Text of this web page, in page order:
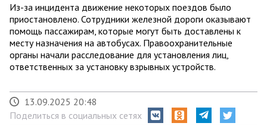
Из-за инцидента движение некоторых поездов было
приостановлено. Сотрудники железной дороги оказывают
помощь пассажирам, которые могут быть доставлены к
месту назначения на автобусах. Правоохранительные
органы начали расследование для установления лиц,
ответственных за установку взрывных устройств.
13.09.2025 20:48
Поделиться в социальных сетях